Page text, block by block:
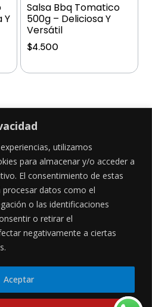
utilizamos
para almacenar y/o acceder a
El consentimiento de estas
datos como el
o las identificaciones
o retirar el
negativamente a ciertas
Aceptar
Y
Salsa Bbq Tomatico
500g – Deliciosa Y
Versátil
$4.500
EN
LEGALES
Políticas de privacidad
By